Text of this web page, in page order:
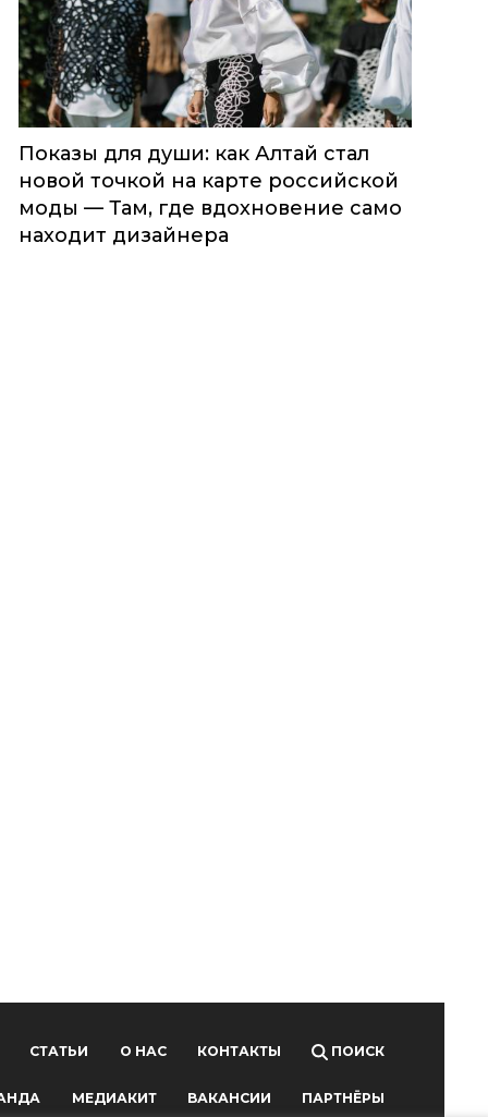
Показы для души: как Алтай стал
новой точкой на карте российской
моды — Там, где вдохновение само
находит дизайнера
СТАТЬИ О НАС КОНТАКТЫ ПОИСК
МЕДИАКИТ ВАКАНСИИ ПАРТНЁРЫ